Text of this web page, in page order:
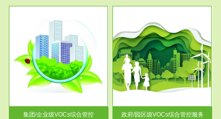
集团/企业级VOCs综合管控
服务范围
政府/园区级VOCs综合管控服务
根据《石化行业挥发性有机物综
合整治方案》文件要求，到2017
年，全...
政府/园区级VOCs综合管控服务